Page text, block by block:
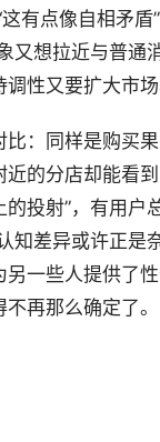
有点像自相矛
又想拉近与普通
性又要扩大市场
比：同样是购买
的分店却能看
投射”，有用户
知差异或许正
一些人提供了
再那么确定了。